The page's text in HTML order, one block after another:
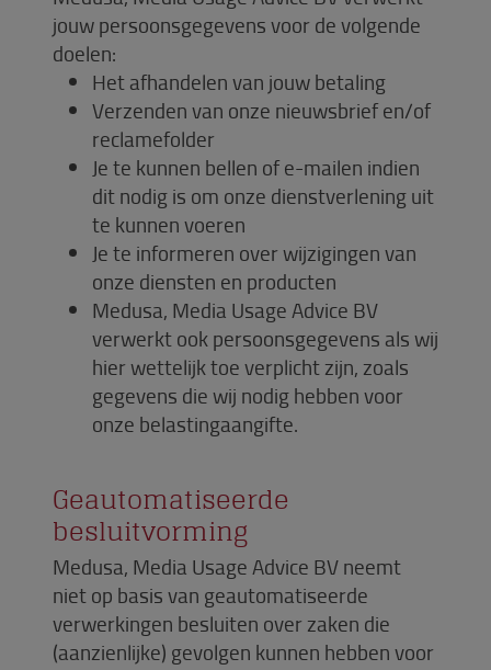
jouw persoonsgegevens voor de volgende
doelen:
Het afhandelen van jouw betaling
Verzenden van onze nieuwsbrief en/of
reclamefolder
Je te kunnen bellen of e-mailen indien
dit nodig is om onze dienstverlening uit
te kunnen voeren
Je te informeren over wijzigingen van
onze diensten en producten
Medusa, Media Usage Advice BV
verwerkt ook persoonsgegevens als wij
hier wettelijk toe verplicht zijn, zoals
gegevens die wij nodig hebben voor
onze belastingaangifte.
Geautomatiseerde
besluitvorming
Medusa, Media Usage Advice BV neemt
niet op basis van geautomatiseerde
verwerkingen besluiten over zaken die
(aanzienlijke) gevolgen kunnen hebben voor